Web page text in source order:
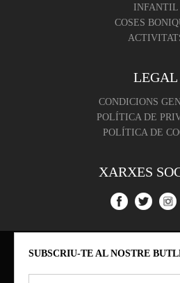
INFANTIL
COSES
LEGAL
CONDICIONS
POLÍTICA DE
POLÍTICA DE
XARXES
Aquest lloc web emmagatzema dades com
configuració en qualsevol moment o acceptar
SUBSCRIU-TE AL NOSTRE